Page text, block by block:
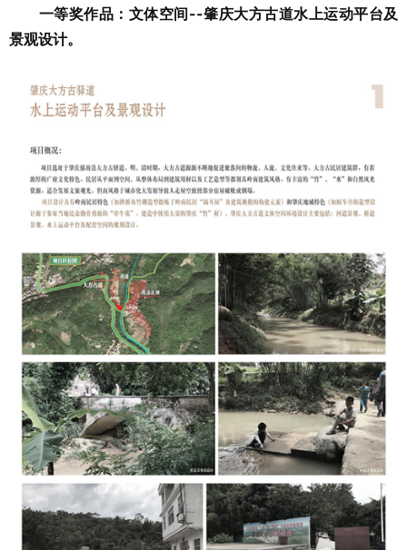
一等奖作品：文体空间--肇庆大方古道水上运动平台及
景观设计。